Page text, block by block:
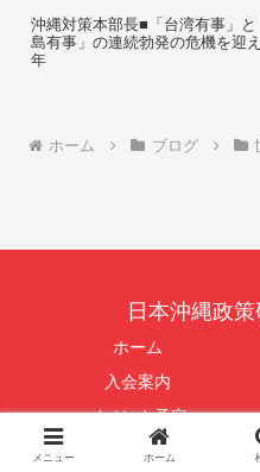
沖縄対策本部長■「台湾有事」
島有事」の連続勃発の危機を迎
年
ホーム ブログ
日本沖縄政
ホーム
入会案内
イベント予定
動画
メニュー ホーム